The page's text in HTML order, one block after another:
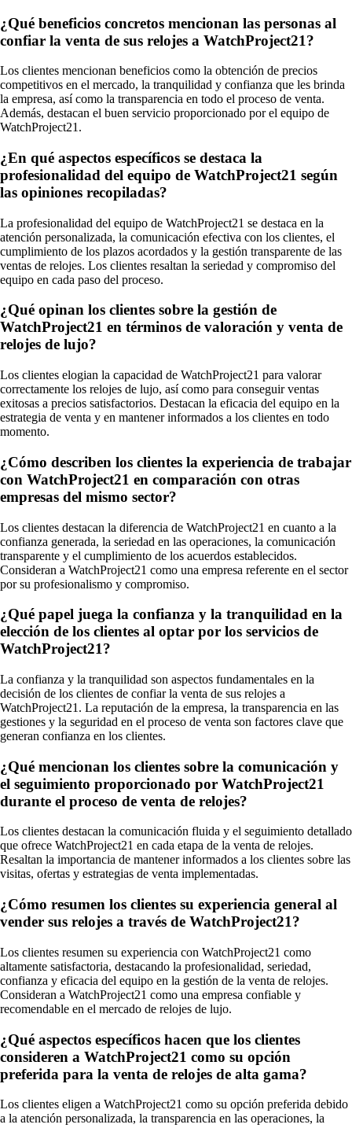
¿Qué beneficios concretos mencionan las personas al
confiar la venta de sus relojes a WatchProject21?
Los clientes mencionan beneficios como la obtención de precios
competitivos en el mercado, la tranquilidad y confianza que les brinda
la empresa, así como la transparencia en todo el proceso de venta.
Además, destacan el buen servicio proporcionado por el equipo de
WatchProject21.
¿En qué aspectos específicos se destaca la
profesionalidad del equipo de WatchProject21 según
las opiniones recopiladas?
La profesionalidad del equipo de WatchProject21 se destaca en la
atención personalizada, la comunicación efectiva con los clientes, el
cumplimiento de los plazos acordados y la gestión transparente de las
ventas de relojes. Los clientes resaltan la seriedad y compromiso del
equipo en cada paso del proceso.
¿Qué opinan los clientes sobre la gestión de
WatchProject21 en términos de valoración y venta de
relojes de lujo?
Los clientes elogian la capacidad de WatchProject21 para valorar
correctamente los relojes de lujo, así como para conseguir ventas
exitosas a precios satisfactorios. Destacan la eficacia del equipo en la
estrategia de venta y en mantener informados a los clientes en todo
momento.
¿Cómo describen los clientes la experiencia de trabajar
con WatchProject21 en comparación con otras
empresas del mismo sector?
Los clientes destacan la diferencia de WatchProject21 en cuanto a la
confianza generada, la seriedad en las operaciones, la comunicación
transparente y el cumplimiento de los acuerdos establecidos.
Consideran a WatchProject21 como una empresa referente en el sector
por su profesionalismo y compromiso.
¿Qué papel juega la confianza y la tranquilidad en la
elección de los clientes al optar por los servicios de
WatchProject21?
La confianza y la tranquilidad son aspectos fundamentales en la
decisión de los clientes de confiar la venta de sus relojes a
WatchProject21. La reputación de la empresa, la transparencia en las
gestiones y la seguridad en el proceso de venta son factores clave que
generan confianza en los clientes.
¿Qué mencionan los clientes sobre la comunicación y
el seguimiento proporcionado por WatchProject21
durante el proceso de venta de relojes?
Los clientes destacan la comunicación fluida y el seguimiento detallado
que ofrece WatchProject21 en cada etapa de la venta de relojes.
Resaltan la importancia de mantener informados a los clientes sobre las
visitas, ofertas y estrategias de venta implementadas.
¿Cómo resumen los clientes su experiencia general al
vender sus relojes a través de WatchProject21?
Los clientes resumen su experiencia con WatchProject21 como
altamente satisfactoria, destacando la profesionalidad, seriedad,
confianza y eficacia del equipo en la gestión de la venta de relojes.
Consideran a WatchProject21 como una empresa confiable y
recomendable en el mercado de relojes de lujo.
¿Qué aspectos específicos hacen que los clientes
consideren a WatchProject21 como su opción
preferida para la venta de relojes de alta gama?
Los clientes eligen a WatchProject21 como su opción preferida debido
a la atención personalizada, la transparencia en las operaciones, la